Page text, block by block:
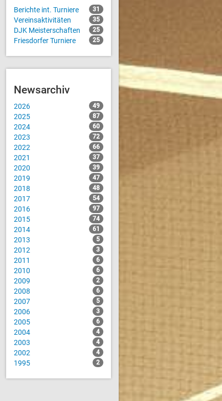
Berichte int. Turniere 31
Vereinsaktivitäten 35
DJK Meisterschaften 25
Friesdorfer Turniere 25
Newsarchiv
2026 49
2025 87
2024 60
2023 72
2022 66
2021 37
2020 39
2019 47
2018 48
2017 54
2016 97
2015 74
2014 61
2013 5
2012 3
2011 6
2010 6
2009 2
2008 6
2007 5
2006 3
2005 6
2004 4
2003 4
2002 4
1995 2